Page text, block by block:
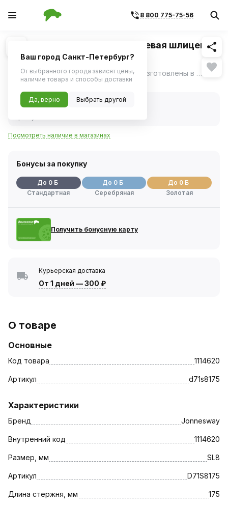
8 800 775-75-56
1/1 Похожие
Отвертка Jonnesway стержневая шлицевая
ANTI-SLIP GRIP, SL8.0х175 мм
Отвертки серии D71 "ANTI-SLIP GRIP" изготовлены в соответствии с требованиями стандарта DIN 5262, отвечают техническим условиям ГОСТ 17199-88. ещё
Нет в наличии
Нет в наличии
Посмотреть наличие в магазинах
Бонусы за покупку
До 0 Б
Стандартная
До 0 Б
Серебряная
До 0 Б
Золотая
Получить бонусную карту
Курьерская доставка
От 1 дней —300 ₽
О товаре
Основные
Код товара 1114620
Артикул d71s8175
Характеристики
Бренд Jonnesway
Внутренний код 1114620
Размер, мм SL8
Артикул D71S8175
Длина стержня, мм 175
Ваш город Санкт-Петербург?
От выбранного города зависят цены,
наличие товара и способы доставки
Да, верно Выбрать другой